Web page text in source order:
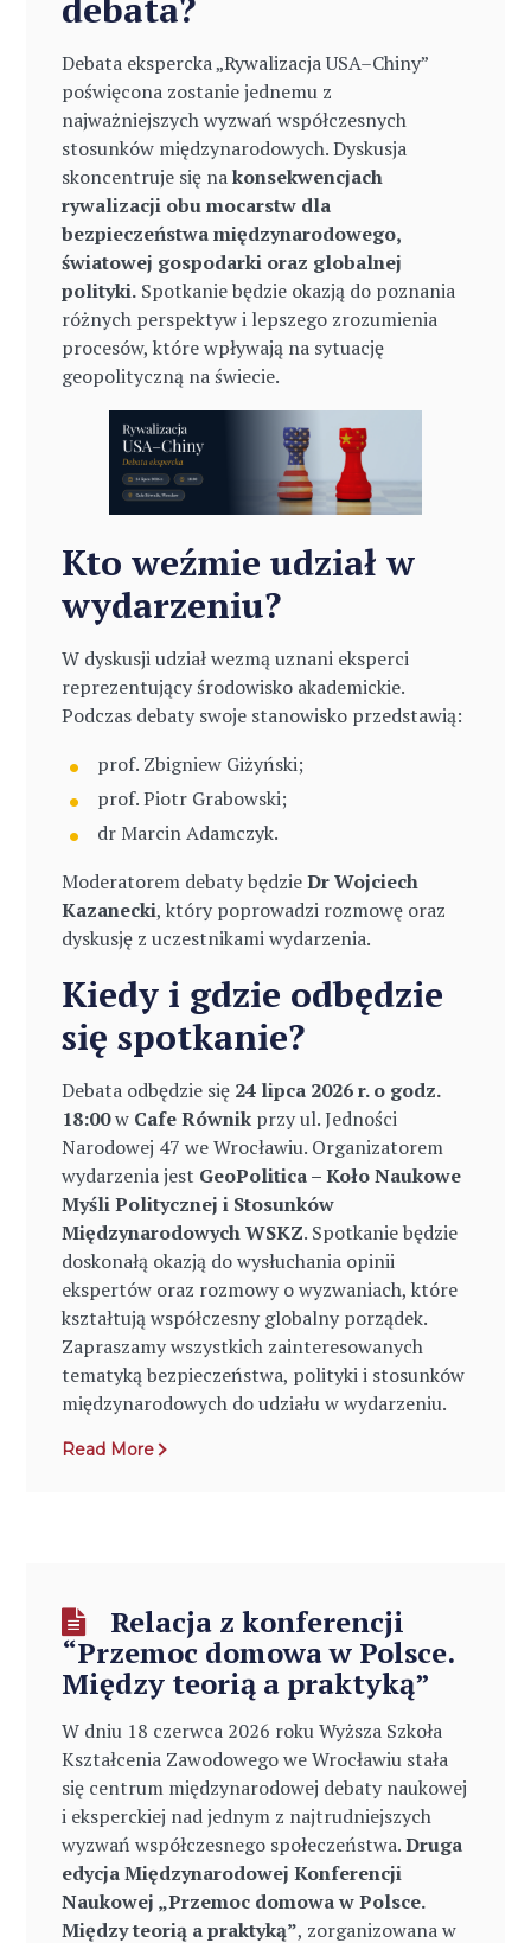
debata?
Debata ekspercka „Rywalizacja USA–Chiny”
poświęcona zostanie jednemu z
najważniejszych wyzwań współczesnych
stosunków międzynarodowych. Dyskusja
skoncentruje się nakonsekwencjach
rywalizacji obu mocarstw dla
bezpieczeństwa międzynarodowego,
światowej gospodarki oraz globalnej
polityki. Spotkanie będzie okazją do poznania
różnych perspektyw i lepszego zrozumienia
procesów, które wpływają na sytuację
geopolityczną na świecie.
Kto weźmie udział w
wydarzeniu?
W dyskusji udział wezmą uznani eksperci
reprezentujący środowisko akademickie.
Podczas debaty swoje stanowisko przedstawią:
prof. Zbigniew Giżyński;
prof. Piotr Grabowski;
dr Marcin Adamczyk.
Moderatorem debaty będzieDr Wojciech
Kazanecki, który poprowadzi rozmowę oraz
dyskusję z uczestnikami wydarzenia.
Kiedy i gdzie odbędzie
się spotkanie?
Debata odbędzie się 24 lipca 2026 r. o godz.
18:00w Cafe Równik przy ul. Jedności
Narodowej 47 we Wrocławiu. Organizatorem
wydarzenia jest GeoPolitica – Koło Naukowe
Myśli Politycznej i Stosunków
Międzynarodowych WSKZ. Spotkanie będzie
doskonałą okazją do wysłuchania opinii
ekspertów oraz rozmowy o wyzwaniach, które
kształtują współczesny globalny porządek.
Zapraszamy wszystkich zainteresowanych
tematyką bezpieczeństwa, polityki i stosunków
międzynarodowych do udziału w wydarzeniu.
Read More
Relacja z konferencji
“Przemoc domowa w Polsce.
Między teorią a praktyką”
W dniu 18 czerwca 2026 roku Wyższa Szkoła
Kształcenia Zawodowego we Wrocławiu stała
się centrum międzynarodowej debaty naukowej
i eksperckiej nad jednym z najtrudniejszych
wyzwań współczesnego społeczeństwa.Druga
edycja Międzynarodowej Konferencji
Naukowej „Przemoc domowa w Polsce.
Między teorią a praktyką”, zorganizowana w